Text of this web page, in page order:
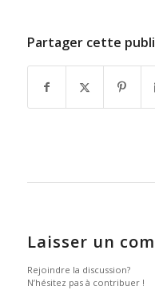
Partager cette
Laisser un
Rejoindre la discussion?
N’hésitez pas à contribuer !